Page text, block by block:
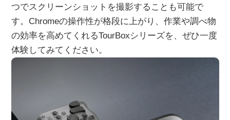
つでスクリーンショットを撮影することも可能で
す。Chromeの操作性が格段に上がり、作業や調べ物
の効率を高めてくれるTourBoxシリーズを、ぜひ一度
体験してみてください。